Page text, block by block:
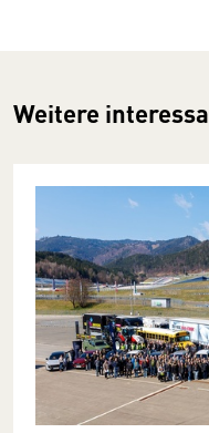
Weitere